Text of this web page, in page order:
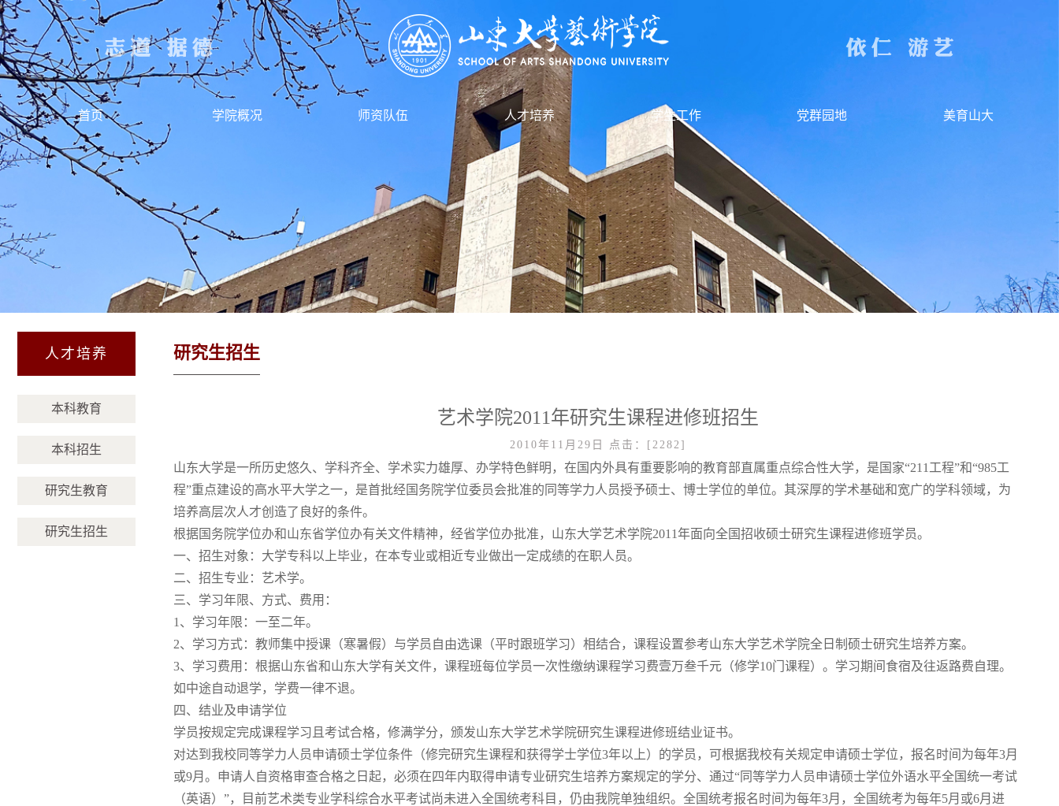
首页 学院概况 师资队伍 人才培养 学生工作 党群园地 美育山大
人才培养
本科教育
本科招生
研究生教育
研究生招生
研究生招生
艺术学院2011年研究生课程进修班招生
2010年11月29日 点击：[ 2282 ]
山东大学是一所历史悠久、学科齐全、学术实力雄厚、办学特色鲜明，在国内外具有重要影响的教育部直属重点综合性大学，是国家“211工程”和“985工
程”重点建设的高水平大学之一，是首批经国务院学位委员会批准的同等学力人员授予硕士、博士学位的单位。其深厚的学术基础和宽广的学科领域，为
培养高层次人才创造了良好的条件。
根据国务院学位办和山东省学位办有关文件精神，经省学位办批准，山东大学艺术学院2011年面向全国招收硕士研究生课程进修班学员。
一、招生对象：大学专科以上毕业，在本专业或相近专业做出一定成绩的在职人员。
二、招生专业：艺术学。
三、学习年限、方式、费用：
1、学习年限：一至二年。
2、学习方式：教师集中授课（寒暑假）与学员自由选课（平时跟班学习）相结合，课程设置参考山东大学艺术学院全日制硕士研究生培养方案。
3、学习费用：根据山东省和山东大学有关文件，课程班每位学员一次性缴纳课程学习费壹万叁千元（修学10门课程）。学习期间食宿及往返路费自理。
如中途自动退学，学费一律不退。
四、结业及申请学位
学员按规定完成课程学习且考试合格，修满学分，颁发山东大学艺术学院研究生课程进修班结业证书。
对达到我校同等学力人员申请硕士学位条件（修完研究生课程和获得学士学位3年以上）的学员，可根据我校有关规定申请硕士学位，报名时间为每年3月
或9月。申请人自资格审查合格之日起，必须在四年内取得申请专业研究生培养方案规定的学分、通过“同等学力人员申请硕士学位外语水平全国统一考试
（英语）”，目前艺术类专业学科综合水平考试尚未进入全国统考科目，仍由我院单独组织。全国统考报名时间为每年3月，全国统考为每年5月或6月进